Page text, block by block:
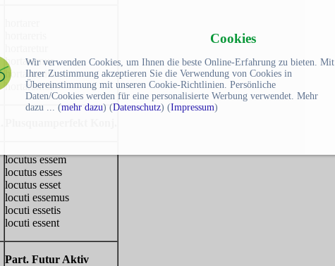
Cookies
Wir verwenden Cookies, um Ihnen die beste Online-Erfahrung zu bieten. Mit
Ihrer Zustimmung akzeptieren Sie die Verwendung von Cookies in
Übereinstimmung mit unseren Cookie-Richtlinien. Persönliche
Daten/Cookies werden für eine personalisierte Werbung verwendet. Mehr
dazu ... (mehr dazu) (Datenschutz) (Impressum)
hortaremur
hortaremini
hortarentur
locutus essem
locutus esses
locutus esset
locuti essemus
locuti essetis
locuti essent
Part. Futur Aktiv